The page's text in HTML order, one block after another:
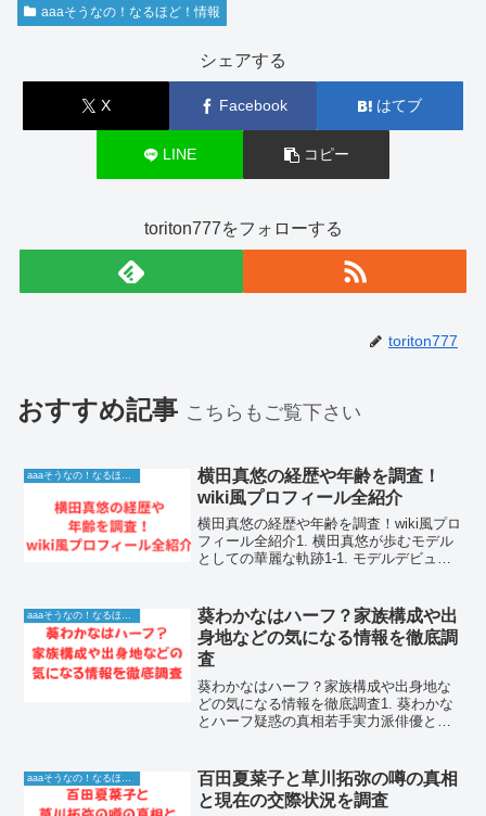
aaaそうなの！なるほど！情報
シェアする
X Facebook はてブ
LINE コピー
toriton777をフォローする
toriton777
おすすめ記事 こちらもご覧下さい
横田真悠の経歴や年齢を調査！
wiki風プロフィール全紹介
横田真悠の経歴や年齢を調査！wiki風プロ
フィール全紹介1. 横田真悠が歩むモデル
としての華麗な軌跡1-1. モデルデビュー
アを積み重ねてきました。ファッション
雑誌の専...
aaaそうなの！なるほど！情報
葵わかなはハーフ？家族構成や出
身地などの気になる情報を徹底調
査
葵わかなはハーフ？家族構成や出身地な
どの気になる情報を徹底調査1. 葵わかな
とハーフ疑惑の真相若手実力派俳優とし
国情緒を感じさせる整った顔立ちから、
インターネット上では葵...
百田夏菜子と草川拓弥の噂の真相
と現在の交際状況を調査